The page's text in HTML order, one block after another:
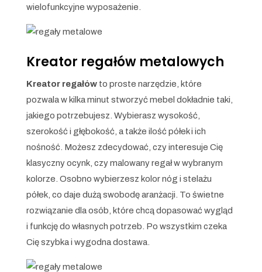
wielofunkcyjne wyposażenie.
Kreator regałów metalowych
Kreator regałówto proste narzędzie, które
pozwala w kilka minut stworzyć mebel dokładnie taki,
jakiego potrzebujesz. Wybierasz wysokość,
szerokość i głębokość, a także ilość półek i ich
nośność. Możesz zdecydować, czy interesuje Cię
klasyczny ocynk, czy malowany regał w wybranym
kolorze. Osobno wybierzesz kolor nóg i stelażu
półek, co daje dużą swobodę aranżacji. To świetne
rozwiązanie dla osób, które chcą dopasować wygląd
i funkcję do własnych potrzeb. Po wszystkim czeka
Cię szybka i wygodna dostawa.